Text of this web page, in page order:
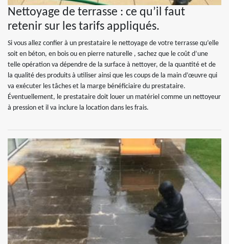
Nettoyage de terrasse : ce qu’il faut
retenir sur les tarifs appliqués.
Si vous allez confier à un prestataire le nettoyage de votre terrasse qu’elle
soit en béton, en bois ou en pierre naturelle , sachez que le coût d’une
telle opération va dépendre de la surface à nettoyer, de la quantité et de
la qualité des produits à utiliser ainsi que les coups de la main d’œuvre qui
va exécuter les tâches et la marge bénéficiaire du prestataire.
Éventuellement, le prestataire doit louer un matériel comme un nettoyeur
à pression et il va inclure la location dans les frais.